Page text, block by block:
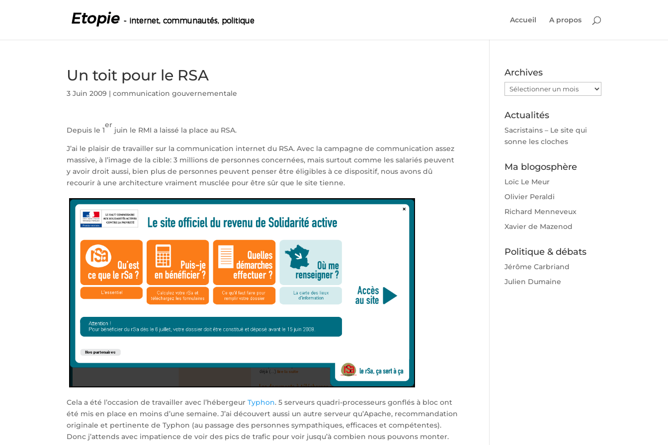
Accueil A propos
Un toit pour le RSA
3 Juin 2009 |communication gouvernementale
Depuis le 1
er
juin le RMI a laissé la place au RSA.
J’ai le plaisir de travailler sur la communication internet du RSA. Avec la campagne de communication assez
massive, à l’image de la cible: 3 millions de personnes concernées, mais surtout comme les salariés peuvent
y avoir droit aussi, bien plus de personnes peuvent penser être éligibles à ce dispositif, nous avons dû
recourir à une architecture vraiment musclée pour être sûr que le site tienne.
Cela a été l’occasion de travailler avec l’hébergeurTyphon. 5 serveurs quadri-processeurs gonflés à bloc ont
été mis en place en moins d’une semaine. J’ai découvert aussi un autre serveur qu’Apache, recommandation
originale et pertinente de Typhon (au passage des personnes sympathiques, efficaces et compétentes).
Donc j’attends avec impatience de voir des pics de trafic pour voir jusqu’à combien nous pouvons monter.
Archives
Archives
Actualités
Sacristains – Le site qui
sonne les cloches
Ma blogosphère
Loïc Le Meur
Olivier Peraldi
Richard Menneveux
Xavier de Mazenod
Politique & débats
Jérôme Carbriand
Julien Dumaine